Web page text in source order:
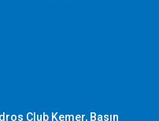
Club Kemer, Basın